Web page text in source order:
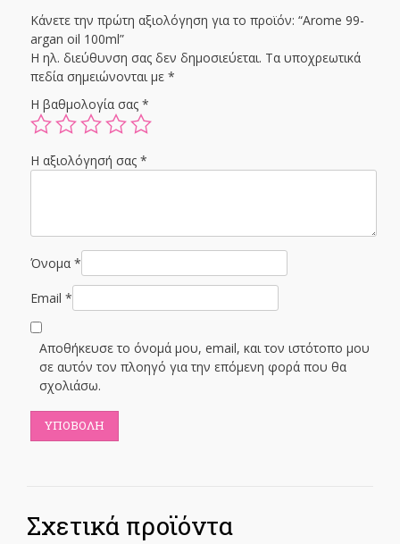
Κάνετε την πρώτη αξιολόγηση για το προϊόν: “Arome 99-
argan oil 100ml”
Η ηλ. διεύθυνση σας δεν δημοσιεύεται. Τα υποχρεωτικά
πεδία σημειώνονται με *
Η βαθμολογία σας *
Η αξιολόγησή σας *
Όνομα *
Email *
Αποθήκευσε το όνομά μου, email, και τον ιστότοπο μου
σε αυτόν τον πλοηγό για την επόμενη φορά που θα
σχολιάσω.
Σχετικά προϊόντα